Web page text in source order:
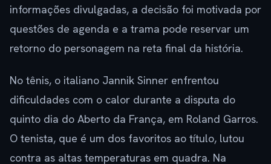
informações divulgadas, a decisão foi motivada por
questões de agenda e a trama pode reservar um
retorno do personagem na reta final da história.
No tênis, o italiano Jannik Sinner enfrentou
dificuldades com o calor durante a disputa do
quinto dia do Aberto da França, em Roland Garros.
O tenista, que é um dos favoritos ao título, lutou
contra as altas temperaturas em quadra. Na